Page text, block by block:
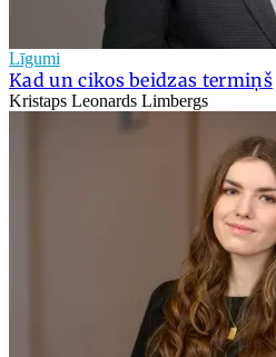
Līgumi
Kad un cikos beidzas termiņš
Kristaps Leonards Limbergs